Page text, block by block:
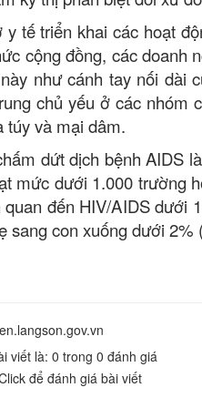
y tế triển khai các hoạt
cộng đồng, các doanh
như cánh tay nối dài
chủ yếu ở các nhóm
túy và mại dâm.
dứt dịch bệnh AIDS
mức dưới 1.000 trường
đến HIV/AIDS dưới
sang con xuống dưới 2%
viết là: 0 trong 0 đánh giá
để đánh giá bài viết